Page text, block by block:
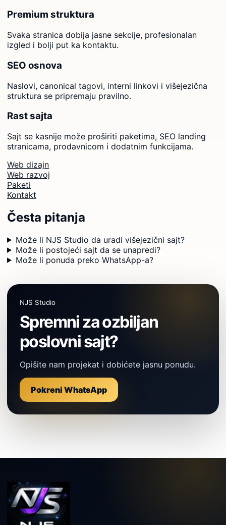
Premium struktura
Svaka stranica dobija jasne sekcije, profesionalan
izgled i bolji put ka kontaktu.
SEO osnova
Naslovi, canonical tagovi, interni linkovi i višejezična
struktura se pripremaju pravilno.
Rast sajta
Sajt se kasnije može proširiti paketima, SEO landing
stranicama, prodavnicom i dodatnim funkcijama.
Web dizajn
Web razvoj
Paketi
Kontakt
Česta pitanja
Može li NJS Studio da uradi višejezični sajt?
Može li postojeći sajt da se unapredi?
Može li ponuda preko WhatsApp-a?
NJS Studio
Spremni za ozbiljan
poslovni sajt?
Opišite nam projekat i dobićete jasnu ponudu.
Pokreni WhatsApp